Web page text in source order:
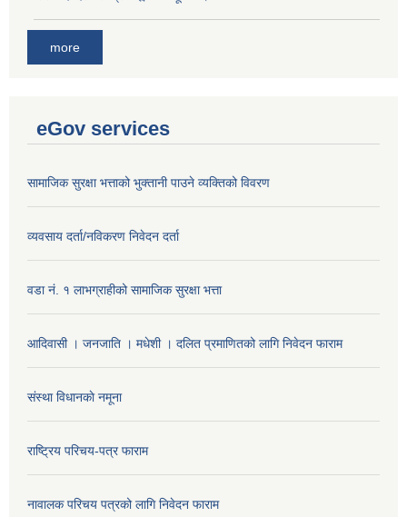
more
eGov services
सामाजिक सुरक्षा भत्ताको भुक्तानी पाउने व्यक्तिको विवरण
व्यवसाय दर्ता/नविकरण निवेदन दर्ता
वडा नं. १ लाभग्राहीको सामाजिक सुरक्षा भत्ता
आदिवासी । जनजाति । मधेशी । दलित प्रमाणितको लागि निवेदन फाराम
संस्था विधानकाे नमूना
राष्ट्रिय परिचय-पत्र फाराम
नावालक परिचय पत्रको लागि निवेदन फाराम